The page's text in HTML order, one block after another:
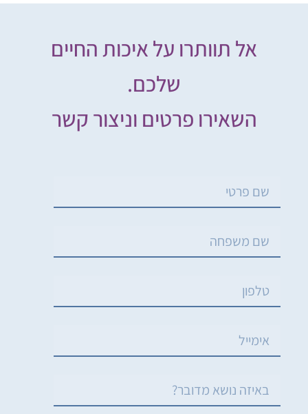
אל תוותרו על איכות החיים
שלכם.
השאירו פרטים וניצור קשר